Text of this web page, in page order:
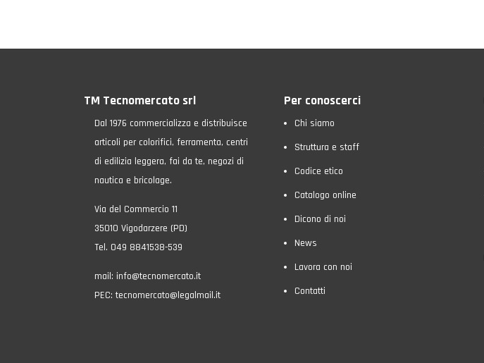
TM Tecnomercato srl
Dal 1976 commercializza e distribuisce
articoli per colorifici, ferramenta, centri
di edilizia leggera, fai da te, negozi di
nautica e bricolage.
Via del Commercio 11
35010 Vigodarzere (PD)
Tel. 049 8841538-539
mail: info@tecnomercato.it
PEC:tecnomercato@legalmail.it
Per conoscerci
Chi siamo
Struttura e staff
Codice etico
Catalogo online
Dicono di noi
News
Lavora con noi
Contatti